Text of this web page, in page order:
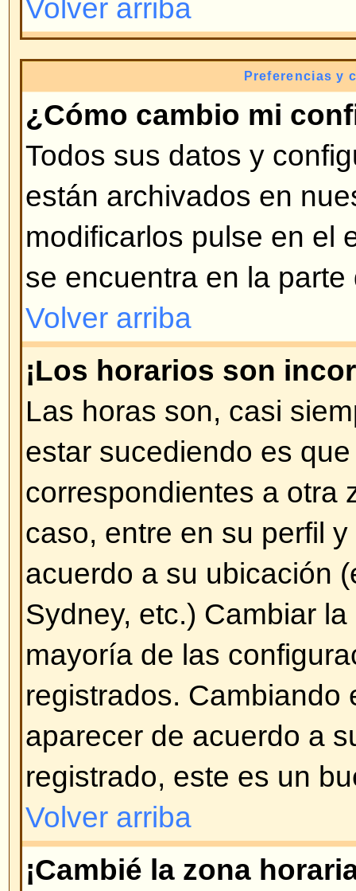
ingresado en el foro
bloques), la segunda es el
generalmente único y personal.
decide si se pueden usar o no.
puede introducirlo en su perfil.
exista esa opción, contacte con
que sea activada esa opción
administrador bueno).
Volver arriba
¿Cómo cambio mi rango?
Por lo general no puede
éste es asociado directamente
mensajes ingresados o se
ciertos usuarios (administrador,
especiales). Por favor, no
mensajes innecesarios sólo
Rango, no hay ningún beneficio
Rangos.
Volver arriba
Cuando pulso en el enlace
un usuario me pide nombre
contraseña.
Disculpe, pero sólo los usuarios
enviar correos a través del foro
habilitado esta opción). Esto es
mensajes maliciosos de
Volver arriba